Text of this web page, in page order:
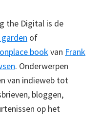
the Digital is de
of
bookvan Frank
. Onderwerpen
van indieweb tot
bloggen,
op het